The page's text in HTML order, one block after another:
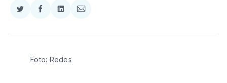
Compartir
Twitter
Compartir
Facebook
Compartir
LinkedIn
Compartir
Email
Foto: Redes